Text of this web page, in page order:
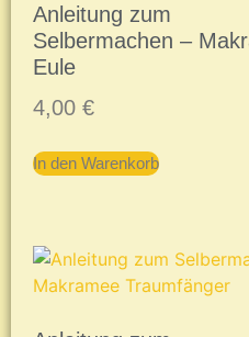
Anleitung zum
Selbermachen –
Eule
4,00 €
In den Warenkorb